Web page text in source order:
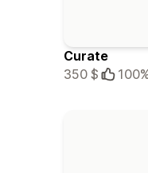
Curate
350 $